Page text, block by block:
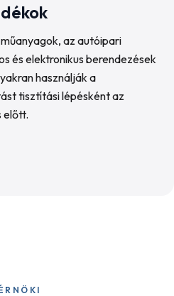
az autóipari
és elektronikus berendezések
használják a
tisztítási lépésként az
előtt.